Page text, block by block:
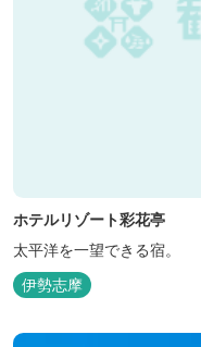
ホテルリゾート彩花亭
太平洋を一望できる宿。
伊勢志摩